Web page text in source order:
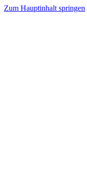
Zum Hauptinhalt springen